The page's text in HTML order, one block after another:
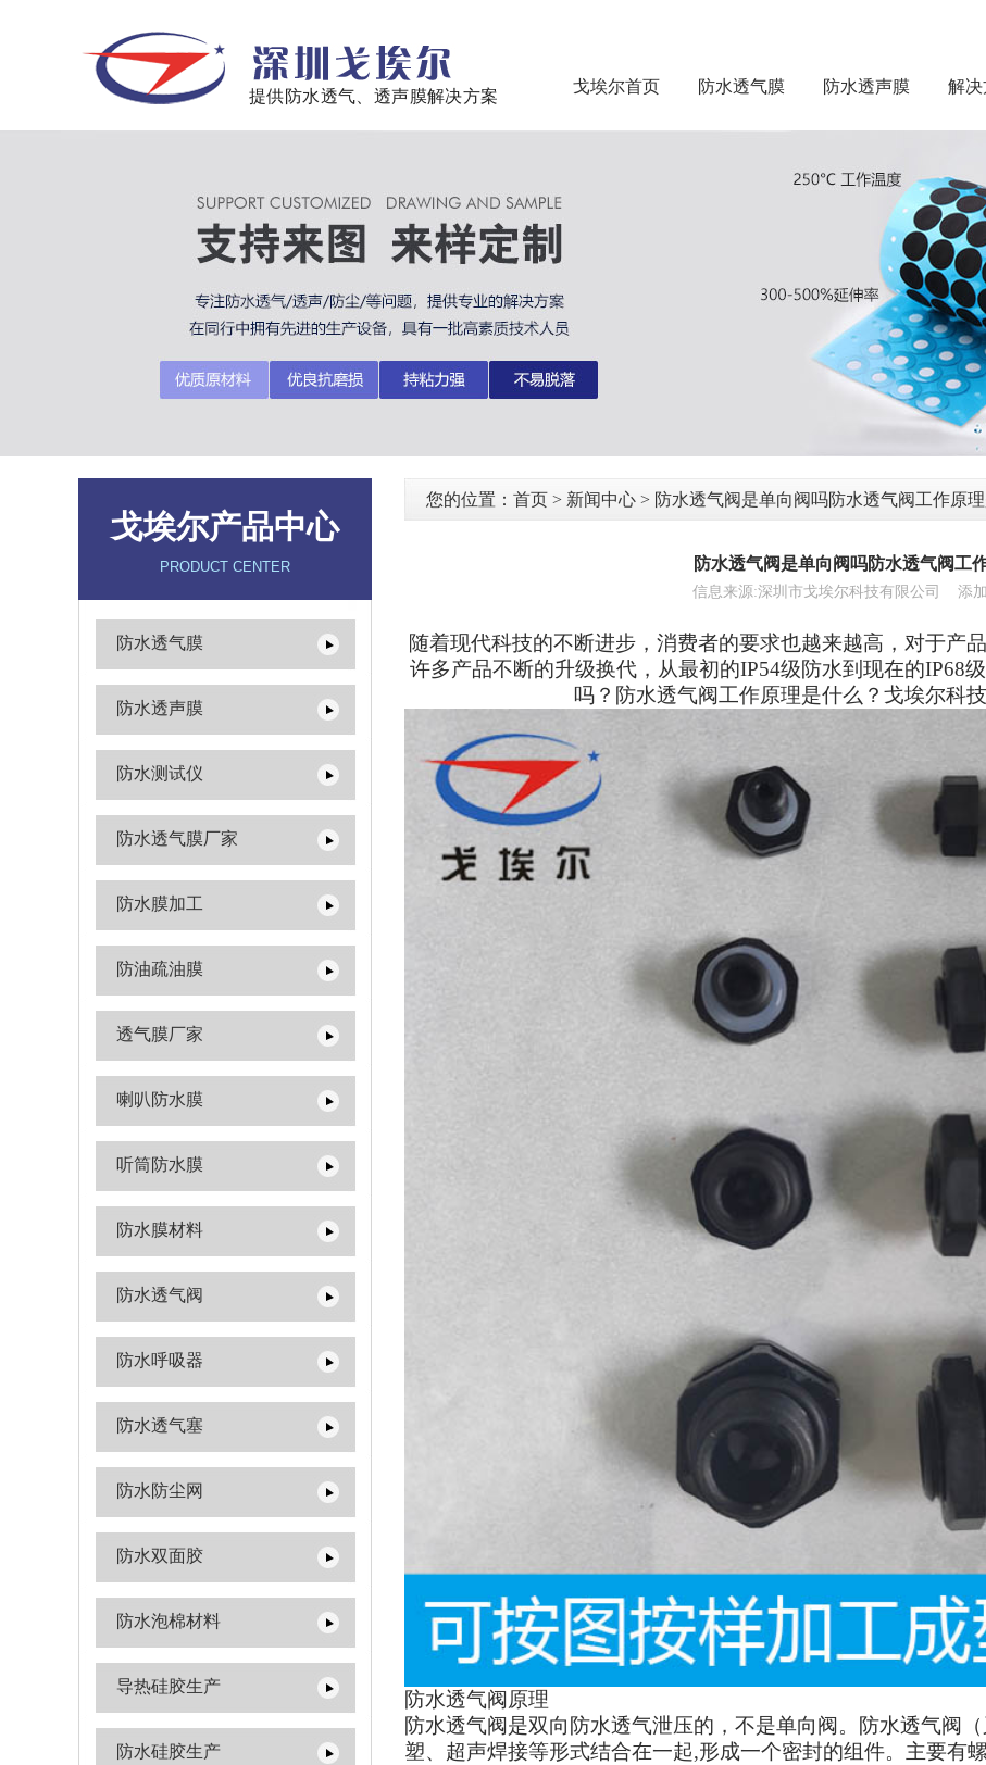
提供防水透气、透声膜解决方案
戈埃尔首页 防水透气膜 防水透声膜 解决
戈埃尔产品中心
PRODUCT CENTER
防水透气膜
防水透声膜
防水测试仪
防水透气膜厂家
防水膜加工
防油疏油膜
透气膜厂家
喇叭防水膜
听筒防水膜
防水膜材料
防水透气阀
防水呼吸器
防水透气塞
防水防尘网
防水双面胶
防水泡棉材料
导热硅胶生产
防水硅胶生产
您的位置： 首页 > 新闻中心 > 防水透气阀是单向阀吗防水透气阀工作原理
防水透气阀是单向阀吗防水透气阀工
信息来源:深圳市戈埃尔科技有限公司 添加
随着现代科技的不断进步，消费者的要求也越来越高，对于产
许多产品不断的升级换代，从最初的IP54级防水到现在的IP68
吗？防水透气阀工作原理是什么？戈埃尔科
防水透气阀原理
防水透气阀是双向防水透气泄压的，不是单向阀。防水透气阀
塑、超声焊接等形式结合在一起,形成一个密封的组件。主要有